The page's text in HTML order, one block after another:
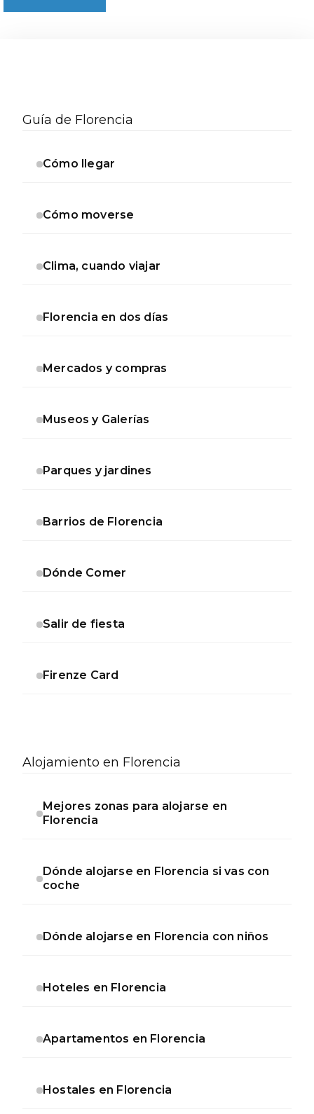
lateral
Guía de Florencia
Cómo llegar
Cómo moverse
Clima, cuando viajar
Florencia en dos días
Mercados y compras
Museos y Galerías
Parques y jardines
Barrios de Florencia
Dónde Comer
Salir de fiesta
Firenze Card
Alojamiento en Florencia
Mejores zonas para alojarse en
Florencia
Dónde alojarse en Florencia si vas con
coche
Dónde alojarse en Florencia con niños
Hoteles en Florencia
Apartamentos en Florencia
Hostales en Florencia